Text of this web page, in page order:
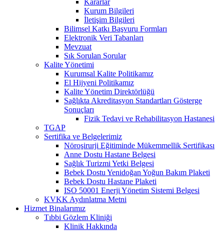
Kurum Bilgileri
İletişim Bilgileri
Bilimsel Katkı Başvuru Formları
Elektronik Veri Tabanları
Mevzuat
Sık Sorulan Sorular
Kalite Yönetimi
Kurumsal Kalite Politikamız
El Hijyeni Politikamız
Kalite Yönetim Direktörlüğü
Sağlıkta Akreditasyon Standartları Gösterge
Sonuçları
Fizik Tedavi ve Rehabilitasyon Hastanesi
TGAP
Sertifika ve Belgelerimiz
Nöroşirurji Eğitiminde Mükemmellik Sertifikası
Anne Dostu Hastane Belgesi
Sağlık Turizmi Yetki Belgesi
Bebek Dostu Yenidoğan Yoğun Bakım Plaketi
Bebek Dostu Hastane Plaketi
ISO 50001 Enerji Yönetim Sistemi Belgesi
KVKK Aydınlatma Metni
Hizmet Binalarımız
Tıbbi Gözlem Kliniği
Klinik Hakkında